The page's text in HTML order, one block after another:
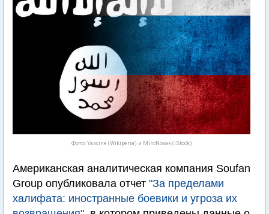
Фото: Yascine (Wikiperia) и MiroNovak (iStock)
Американская аналитическая компания Soufan
Group опубликовала отчет "За пределами
халифата: иностранные боевики и угроза их